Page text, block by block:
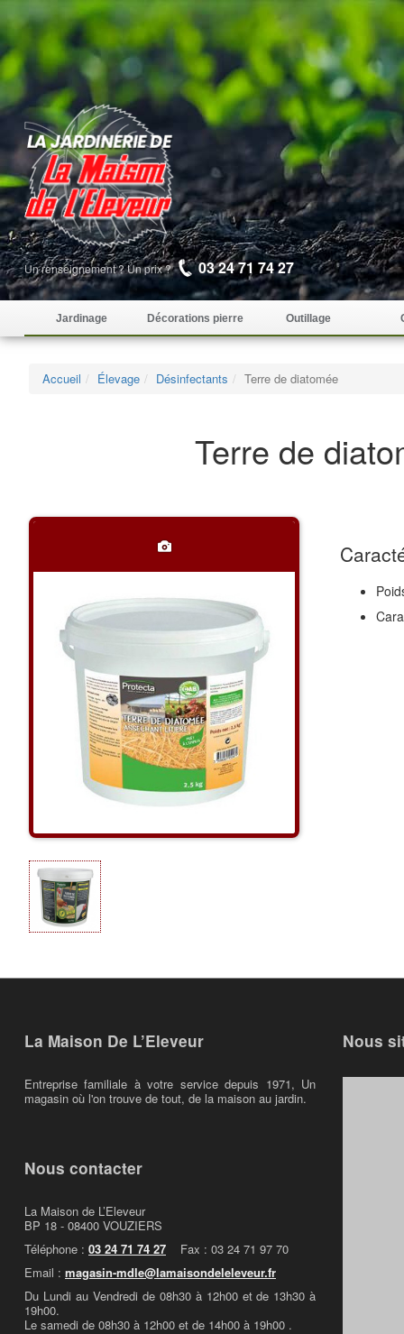
Un renseignement ? Un prix ? 03 24 71 74 27
Jardinage Décorations pierre Outillage
Accueil Élevage Désinfectants Terre de diatomée
Terre de
La Maison De L’Eleveur
Entreprise familiale à votre service depuis 1971, Un
magasin où l'on trouve de tout, de la maison au jardin.
Nous contacter
La Maison de L’Eleveur
BP 18 - 08400 VOUZIERS
Téléphone : 03 24 71 74 27 Fax : 03 24 71 97 70
Email : magasin-mdle@lamaisondeleleveur.fr
Du Lundi au Vendredi de 08h30 à 12h00 et de 13h30 à
19h00.
Le samedi de 08h30 à 12h00 et de 14h00 à 19h00 .
Nous